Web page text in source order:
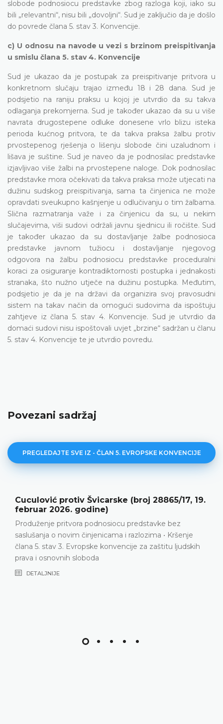
slobode podnosiocu predstavke zbog razloga koji, iako su
bili „relevantni“, nisu bili „dovoljni“. Sud je zaključio da je došlo
do povrede člana 5. stav 3. Konvencije.
c) U odnosu na navode u vezi s brzinom preispitivanja
u smislu člana 5. stav 4. Konvencije
Sud je ukazao da je postupak za preispitivanje pritvora u
konkretnom slučaju trajao između 18 i 28 dana. Sud je
podsjetio na raniju praksu u kojoj je utvrdio da su takva
odlaganja prekomjerna. Sud je također ukazao da su u više
navrata drugostepene odluke donesene vrlo blizu isteka
perioda kućnog pritvora, te da takva praksa žalbu protiv
prvostepenog rješenja o lišenju slobode čini uzaludnom i
lišava je suštine. Sud je naveo da je podnosilac predstavke
izjavljivao više žalbi na prvostepene naloge. Dok podnosilac
predstavke mora očekivati da takva praksa može utjecati na
dužinu sudskog preispitivanja, sama ta činjenica ne može
opravdati sveukupno kašnjenje u odlučivanju o tim žalbama.
Slična razmatranja važe i za činjenicu da su, u nekim
slučajevima, viši sudovi održali javnu sjednicu ili ročište. Sud
je također ukazao da su dostavljanje žalbe podnosioca
predstavke javnom tužiocu i dostavljanje njegovog
odgovora na žalbu podnosiocu predstavke proceduralni
koraci za osiguranje kontradiktornosti postupka i jednakosti
stranaka, što nužno utječe na dužinu postupka. Međutim,
podsjetio je da je na državi da organizira svoj pravosudni
sistem na takav način da omogući sudovima da ispoštuju
zahtjeve iz člana 5. stav 4. Konvencije. Sud je utvrdio da
domaći sudovi nisu ispoštovali uvjet „brzine“ sadržan u članu
5. stav 4. Konvencije te je utvrdio povredu.
Povezani sadržaj
PREGLEDAJTE SVE IZ - ČLAN 5. EVROPSKE KONVENCIJE
Bluks Savickis protiv Latvije (broj 44570/19,
13. juni 2024. godine)
Propust domaćih sudova da daju relevantne i dovoljne
razloge za produženje pritvora • Povreda člana 5.
Evropske konvencije
DETALJNIJE